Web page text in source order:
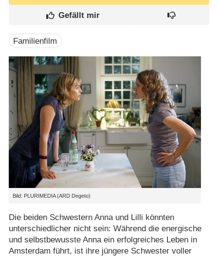
Familienfilm
Bild: PLURIMEDIA (ARD Degeto)
Die beiden Schwestern Anna und Lilli könnten
unterschiedlicher nicht sein: Während die energische
und selbstbewusste Anna ein erfolgreiches Leben in
Amsterdam führt, ist ihre jüngere Schwester voller